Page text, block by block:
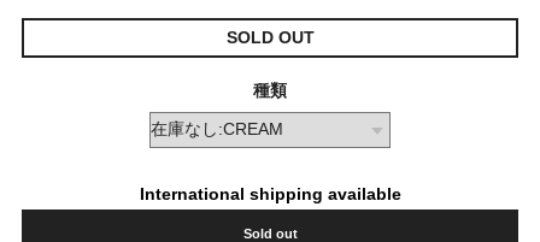
SOLD OUT
種類
International shipping available
Sold out